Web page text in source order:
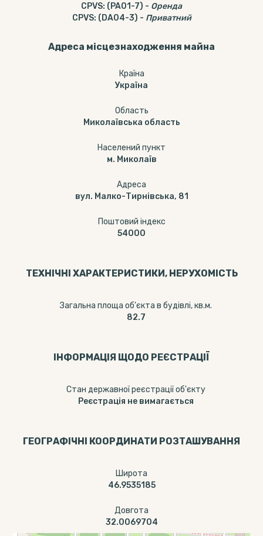
CPVS: (PA01-7) - Оренда
CPVS: (DA04-3) - Приватний
Адреса місцезнаходження майна
Країна
Україна
Область
Миколаївська область
Населений пункт
м. Миколаїв
Адреса
вул. Малко-Тирнівська, 81
Поштовий індекс
54000
ТЕХНІЧНІ ХАРАКТЕРИСТИКИ, НЕРУХОМІСТЬ
Загальна площа об'єкта в будівлі, кв.м.
82.7
ІНФОРМАЦІЯ ЩОДО РЕЄСТРАЦІЇ
Стан державної реєстрації об'єкту
Реєстрація не вимагається
ГЕОГРАФІЧНІ КООРДИНАТИ РОЗТАШУВАННЯ
Широта
46.9535185
Довгота
32.0069704